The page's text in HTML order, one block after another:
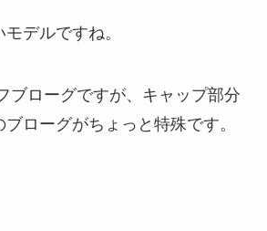
デルですね。
ブローグですが、キャップ部分
ローグがちょっと特殊です。